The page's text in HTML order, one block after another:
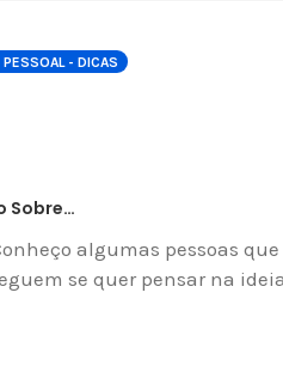
- DICAS
Sobre…
algumas pessoas
se quer pensar na